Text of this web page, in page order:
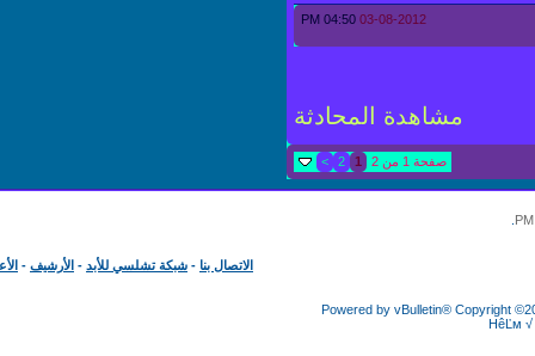
03-08-2012
04:50 PM
مشاهدة المحادثة
صفحة 1 من 2 1
2
>
الاتصال بنا- شبكة تشلسي للأبد -الأرشيف-الأعلى
Powered by vBulletin®